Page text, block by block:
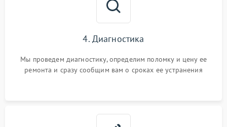
4. Диагностика
Мы проведем диагностику, определим поломку и цену ее
ремонта и сразу сообщим вам о сроках ее устранения